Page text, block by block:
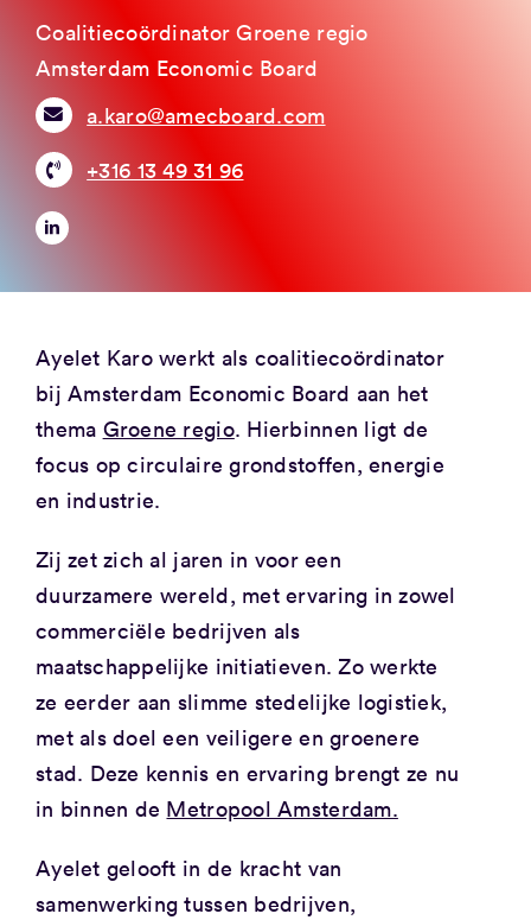
Coalitiecoördinator Groene regio
Amsterdam Economic Board
a.karo@amecboard.com
+316 13 49 31 96
Ayelet Karo werkt als coalitiecoördinator
bij Amsterdam Economic Board aan het
thema Groene regio. Hierbinnen ligt de
focus op circulaire grondstoffen, energie
en industrie.
Zij zet zich al jaren in voor een
duurzamere wereld, met ervaring in zowel
commerciële bedrijven als
maatschappelijke initiatieven. Zo werkte
ze eerder aan slimme stedelijke logistiek,
met als doel een veiligere en groenere
stad. Deze kennis en ervaring brengt ze nu
in binnen de Metropool Amsterdam.
Ayelet gelooft in de kracht van
samenwerking tussen bedrijven,